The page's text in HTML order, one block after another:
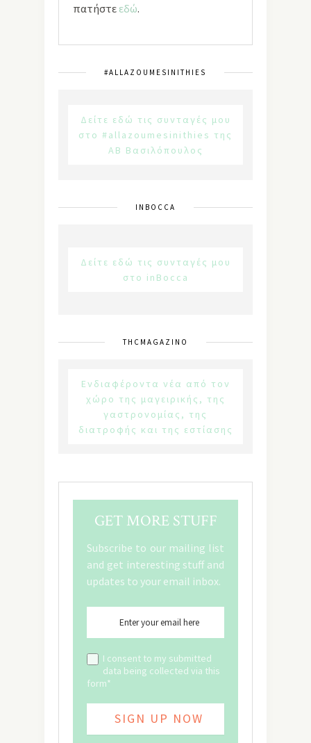
πατήστε εδώ.
#ALLAZOUMESINITHIES
Δείτε εδώ τις συνταγές μου
στο #allazoumesinithies της
ΑΒ Βασιλόπουλος
INBOCCA
Δείτε εδώ τις συνταγές μου
στο inBocca
THCMAGAZINO
Ενδιαφέροντα νέα από τον
χώρο της μαγειρικής, της
γαστρονομίας, της
διατροφής και της εστίασης
GET MORE STUFF
Subscribe to our mailing list
and get interesting stuff and
updates to your email inbox.
I consent to my submitted
data being collected via this
form*